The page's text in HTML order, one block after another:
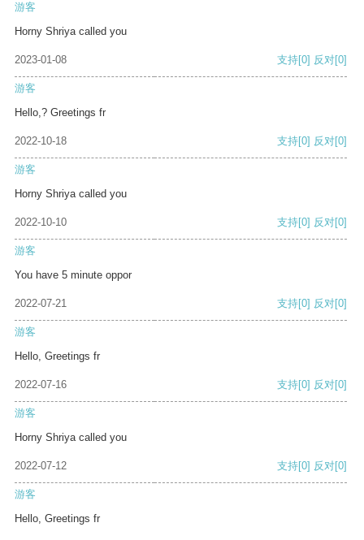
游客
Horny Shriya called you
2023-01-08 支持[0] 反对[0]
游客
Hello,? Greetings fr
2022-10-18 支持[0] 反对[0]
游客
Horny Shriya called you
2022-10-10 支持[0] 反对[0]
游客
You have 5 minute oppor
2022-07-21 支持[0] 反对[0]
游客
Hello, Greetings fr
2022-07-16 支持[0] 反对[0]
游客
Horny Shriya called you
2022-07-12 支持[0] 反对[0]
游客
Hello, Greetings fr